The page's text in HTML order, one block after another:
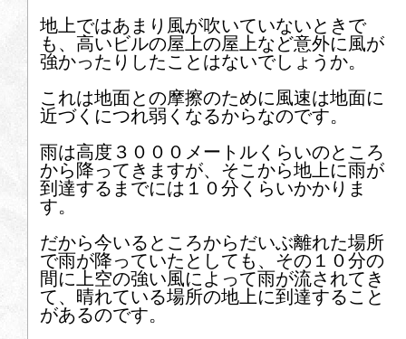
22 23 24 25 26 27 28
29 30
2026年5月
1
8 9 10 11 12 13 14
22 23 24 25 26 27 28
29 30 31
地上ではあまり風が吹いていないときで
も、高いビルの屋上の屋上など意外に風が
強かったりしたことはないでしょうか。
これは地面との摩擦のために風速は地面に
近づくにつれ弱くなるからなのです。
雨は高度３０００メートルくらいのところ
から降ってきますが、そこから地上に雨が
到達するまでには１０分くらいかかりま
す。
だから今いるところからだいぶ離れた場所
で雨が降っていたとしても、その１０分の
間に上空の強い風によって雨が流されてき
て、晴れている場所の地上に到達すること
があるのです。